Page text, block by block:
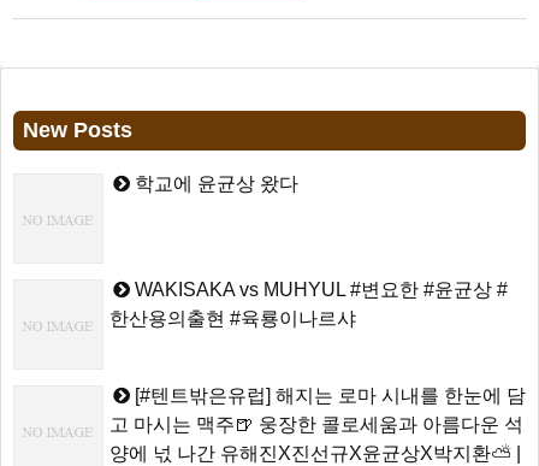
New Posts
학교에 윤균상 왔다
WAKISAKA vs MUHYUL #변요한 #윤균상 #
한산용의출현 #육룡이나르샤
[#텐트밖은유럽] 해지는 로마 시내를 한눈에 담
고 마시는 맥주🍺 웅장한 콜로세움과 아름다운 석
양에 넋 나간 유해진X진선규X윤균상X박지환⛅ |